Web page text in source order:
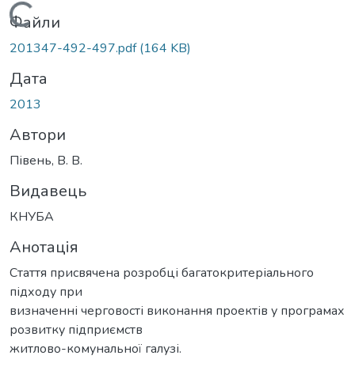
Вантажиться...
Файли
201347-492-497.pdf(164 KB)
Дата
2013
Автори
Півень, В. В.
Видавець
КНУБА
Анотація
Стаття присвячена розробці багатокритеріального
підходу при
визначенні черговості виконання проектів у програмах
розвитку підприємств
житлово-комунальної галузі.